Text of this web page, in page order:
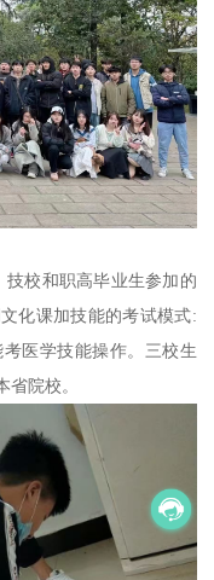
技校和职高毕业生参加的
化课加技能的考试模式:
医学技能操作。三校生
院校。